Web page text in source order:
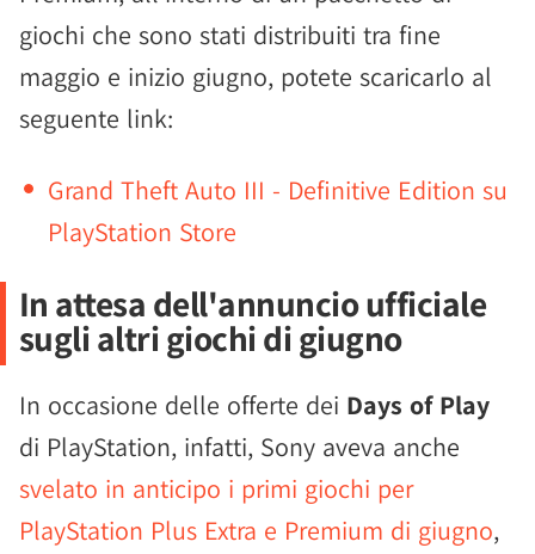
giochi che sono stati distribuiti tra fine
maggio e inizio giugno, potete scaricarlo al
seguente link:
Grand Theft Auto III - Definitive Edition su
PlayStation Store
In attesa dell'annuncio ufficiale
sugli altri giochi di giugno
In occasione delle offerte dei Days of Play
di PlayStation, infatti, Sony aveva anche
svelato in anticipo i primi giochi per
PlayStation Plus Extra e Premium di giugno,